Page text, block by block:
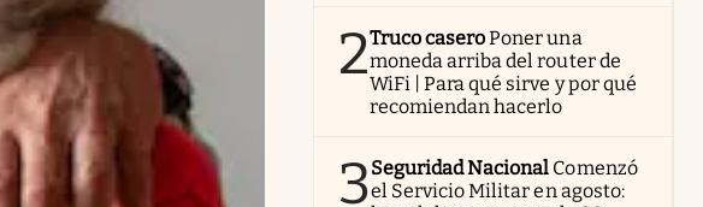
2Truco caseroPoner una
moneda arriba del router de
WiFi | Para qué sirve y por qué
recomiendan hacerlo
3Seguridad Nacional Comenzó
el Servicio Militar en agosto: